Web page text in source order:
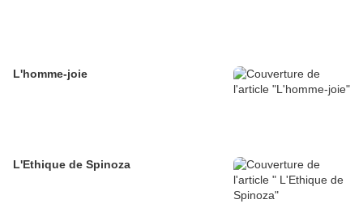
L'homme-joie
L'Ethique de Spinoza